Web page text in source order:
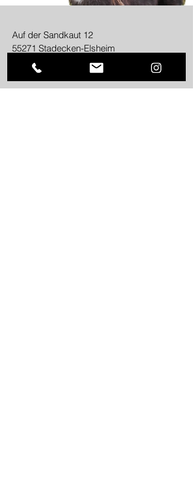
Auf der Sandkaut 12
55271 Stadecken-Elsheim